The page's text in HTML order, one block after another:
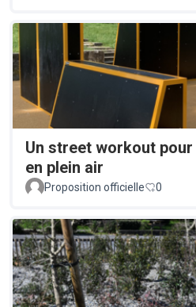
Un street workout
en plein air
Proposition officielle 0